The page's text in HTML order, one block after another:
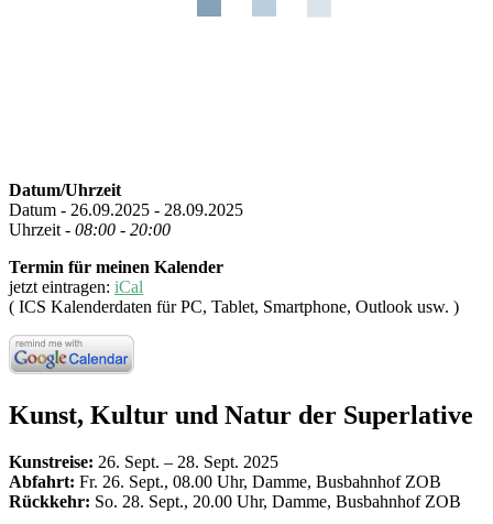
Datum/Uhrzeit
Datum - 26.09.2025 - 28.09.2025
Uhrzeit - 08:00 - 20:00
Termin für meinen Kalender
jetzt eintragen: iCal
( ICS Kalenderdaten für PC, Tablet, Smartphone, Outlook usw. )
Kunst, Kultur und Natur der Superlative
Kunstreise: 26. Sept. – 28. Sept. 2025
Abfahrt: Fr. 26. Sept., 08.00 Uhr, Damme, Busbahnhof ZOB
Rückkehr: So. 28. Sept., 20.00 Uhr, Damme, Busbahnhof ZOB